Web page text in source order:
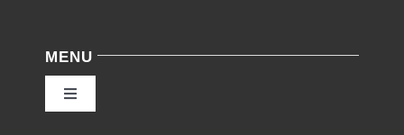
Condiciones de uso
MENU
Toggle
Navigation